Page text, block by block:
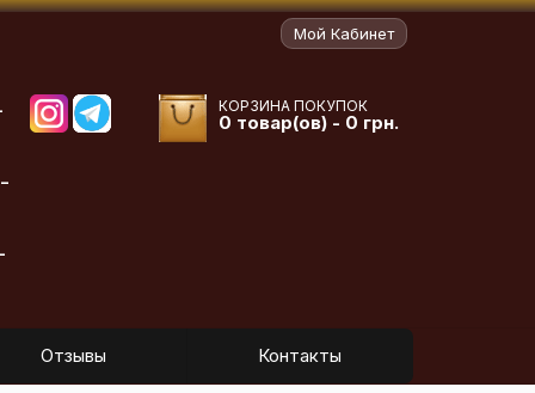
Мой Кабинет
КОРЗИНА ПОКУПОК
0 товар(ов) - 0 грн.
Отзывы Контакты